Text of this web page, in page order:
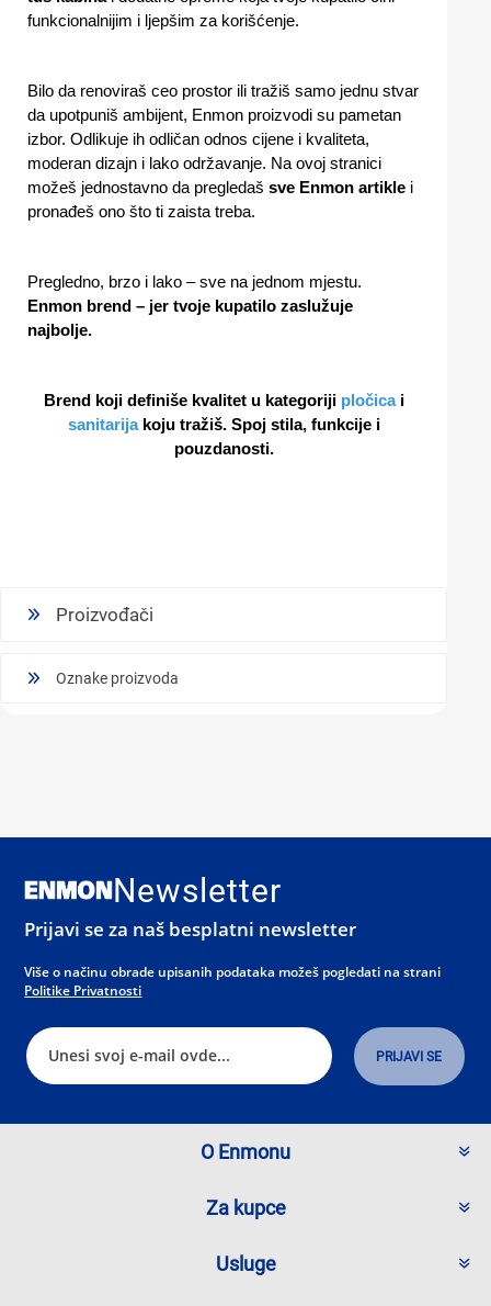
funkcionalnijim i ljepšim za korišćenje.
Bilo da renoviraš ceo prostor ili tražiš samo jednu stvar
da upotpuniš ambijent, Enmon proizvodi su pametan
izbor. Odlikuje ih odličan odnos cijene i kvaliteta,
moderan dizajn i lako održavanje. Na ovoj stranici
možeš jednostavno da pregledaš sve Enmon artikle i
pronađeš ono što ti zaista treba.
Pregledno, brzo i lako – sve na jednom mjestu.
Enmon brend – jer tvoje kupatilo zaslužuje
najbolje.
Brend koji definiše kvalitet u kategoriji pločicai
sanitarijakoju tražiš. Spoj stila, funkcije i
pouzdanosti.
Proizvođači
Oznake proizvoda
Newsletter
Prijavi se za naš besplatni newsletter
Više o načinu obrade upisanih podataka možeš pogledati na strani
Politike Privatnosti
O Enmonu
Za kupce
Usluge